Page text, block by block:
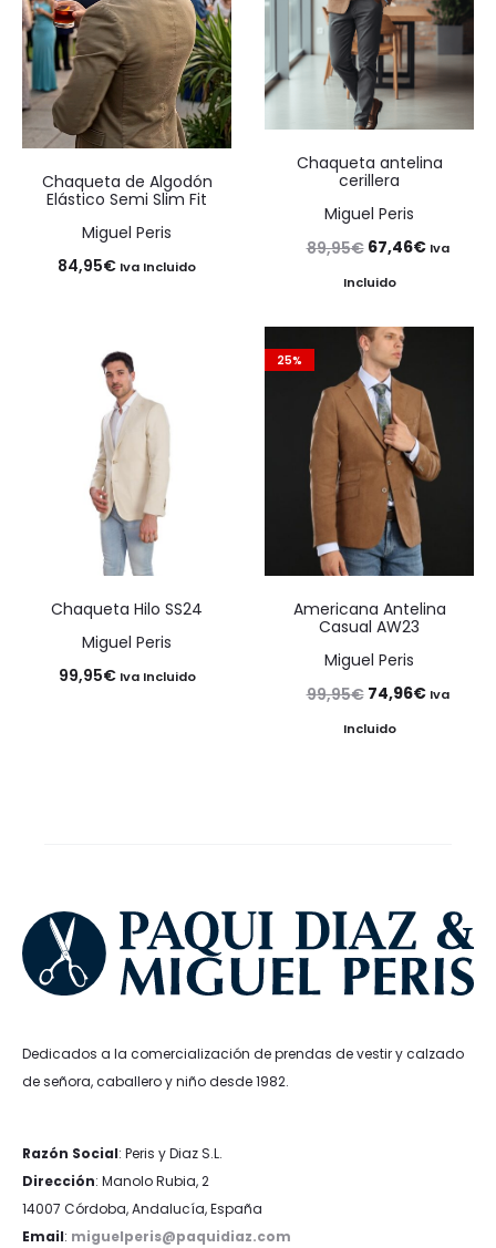
Chaqueta de Algodón
Elástico Semi Slim Fit
Miguel Peris
84,95€ Iva Incluido
Chaqueta antelina
cerillera
Miguel Peris
89,95€ El
precio
era:
89,95€.
67,46€ElIva
Incluido
Chaqueta Hilo SS24
Miguel Peris
99,95€ Iva Incluido
25%
Americana Antelina
Casual AW23
Miguel Peris
99,95€ El
precio
74,96€ElIva
Incluido
Dedicados a la comercialización de prendas de vestir y calzado
de señora, caballero y niño desde 1982.
Razón Social: Peris y Diaz S.L.
Dirección: Manolo Rubia, 2
14007 Córdoba, Andalucía, España
Email: miguelperis@paquidiaz.com